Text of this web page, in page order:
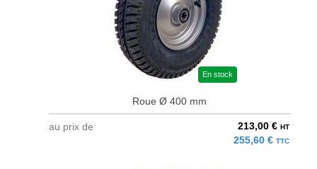
En stock
Roue Ø 400 mm
au prix de 213,00 € HT
255,60 € TTC